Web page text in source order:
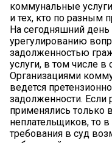
коммунальные
и тех, кто по разным
На сегодняшний
урегулированию
задолженностью
услуги, в том числе
Организациями
ведется
задолженности.
применялись только
неплательщиков, то
требования в суд